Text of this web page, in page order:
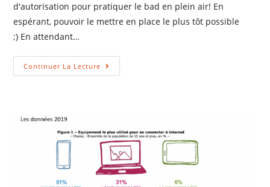
d'autorisation pour pratiquer le bad en plein air! En
espérant, pouvoir le mettre en place le plus tôt possible
;) En attendant…
Continuer La Lecture